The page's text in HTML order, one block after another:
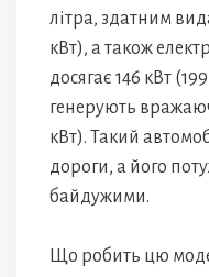
літра, здатним
кВт), а також
досягає 146 кВт
генерують
кВт). Такий
дороги, а його
байдужими.
Що робить цю